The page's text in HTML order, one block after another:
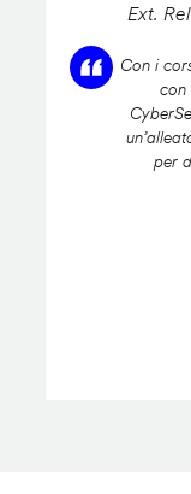
Ext.
Con i
con
per